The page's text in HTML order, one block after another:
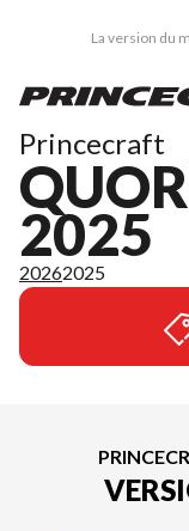
La version du
Princecraft
2025
20262025